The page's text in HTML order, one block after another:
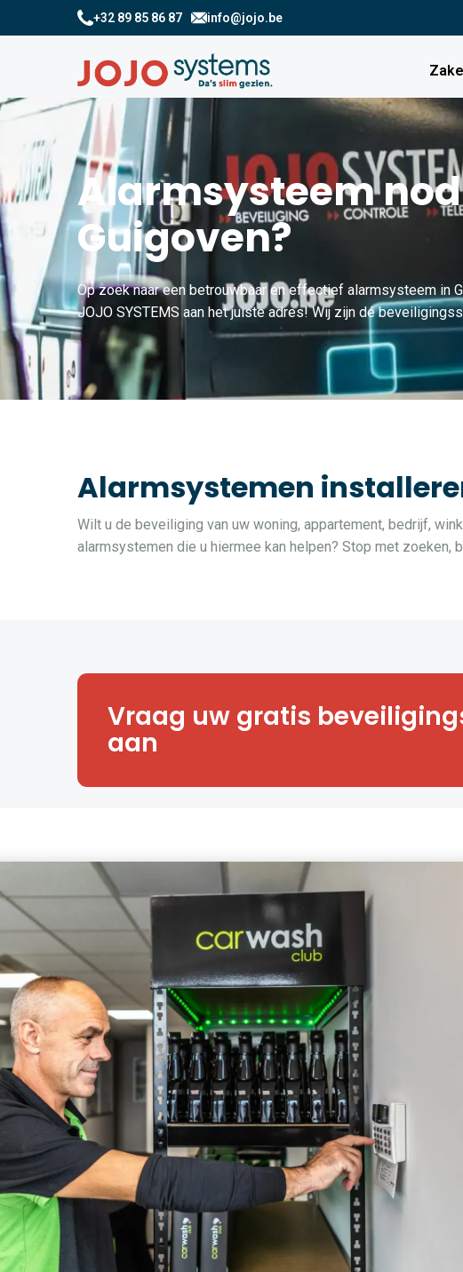
+32 89 85 86 87 info@jojo.be
Alarmsysteem
Guigoven?
Op zoek naar een betrouwbaar en effectief alarmsysteem in
JOJO SYSTEMS aan het juiste adres! Wij zijn dé
Alarmsystemen
Wilt u de beveiliging van uw woning, appartement, bedrijf,
alarmsystemen die u hiermee kan helpen? Stop met
of magazijn? Vraag een vrijblijvende
veiligheidsanalyse aan.
Vraag uw gratis
aan